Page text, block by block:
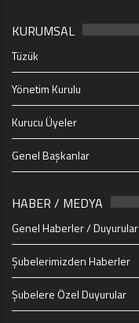
KURUMSAL
Tüzük
Yönetim Kurulu
Kurucu Üyeler
Genel Başkanlar
HABER / MEDYA
Genel Haberler / Duyurular
Şubelerimizden Haberler
Şubelere Özel Duyurular